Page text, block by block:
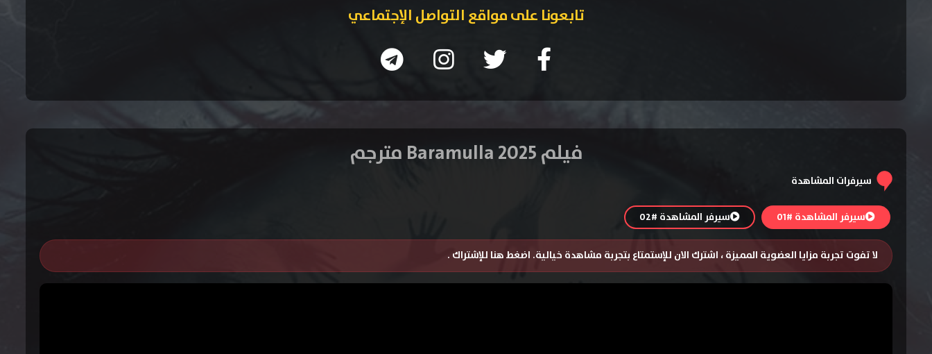
تابعونا على مواقع التواصل الإجتماعي
فيلم Baramulla 2025 مترجم
سيرفرات المشاهدة
سيرفر المشاهدة #01 سيرفر المشاهدة #02
لا تفوت تجربة مزايا العضوية المميزة ، اشترك الان للإستمتاع بتجربة مشاهدة خيالية. اضغط هنا للإشتراك .